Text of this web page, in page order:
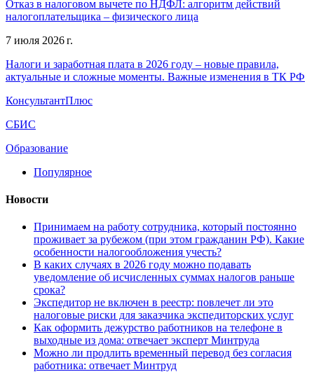
Отказ в налоговом вычете по НДФЛ: алгоритм действий
налогоплательщика – физического лица
7 июля 2026 г.
Налоги и заработная плата в 2026 году – новые правила,
актуальные и сложные моменты. Важные изменения в ТК РФ
КонсультантПлюс
СБИС
Образование
Популярное
Новости
Принимаем на работу сотрудника, который постоянно
проживает за рубежом (при этом гражданин РФ). Какие
особенности налогообложения учесть?
В каких случаях в 2026 году можно подавать
уведомление об исчисленных суммах налогов раньше
срока?
Экспедитор не включен в реестр: повлечет ли это
налоговые риски для заказчика экспедиторских услуг
Как оформить дежурство работников на телефоне в
выходные из дома: отвечает эксперт Минтруда
Можно ли продлить временный перевод без согласия
работника: отвечает Минтруд